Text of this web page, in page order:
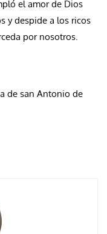
el amor de Dios
y despide a los ricos
por nosotros.
de san Antonio de